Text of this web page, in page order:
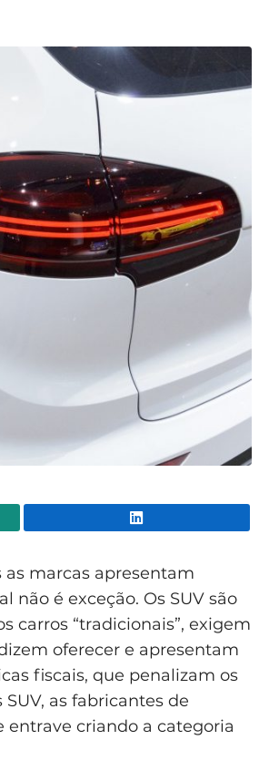
as marcas apresentam
é exceção. Os SUV são
carros “tradicionais”, exigem
oferecer e apresentam
fiscais, que penalizam os
as fabricantes de
criando a categoria